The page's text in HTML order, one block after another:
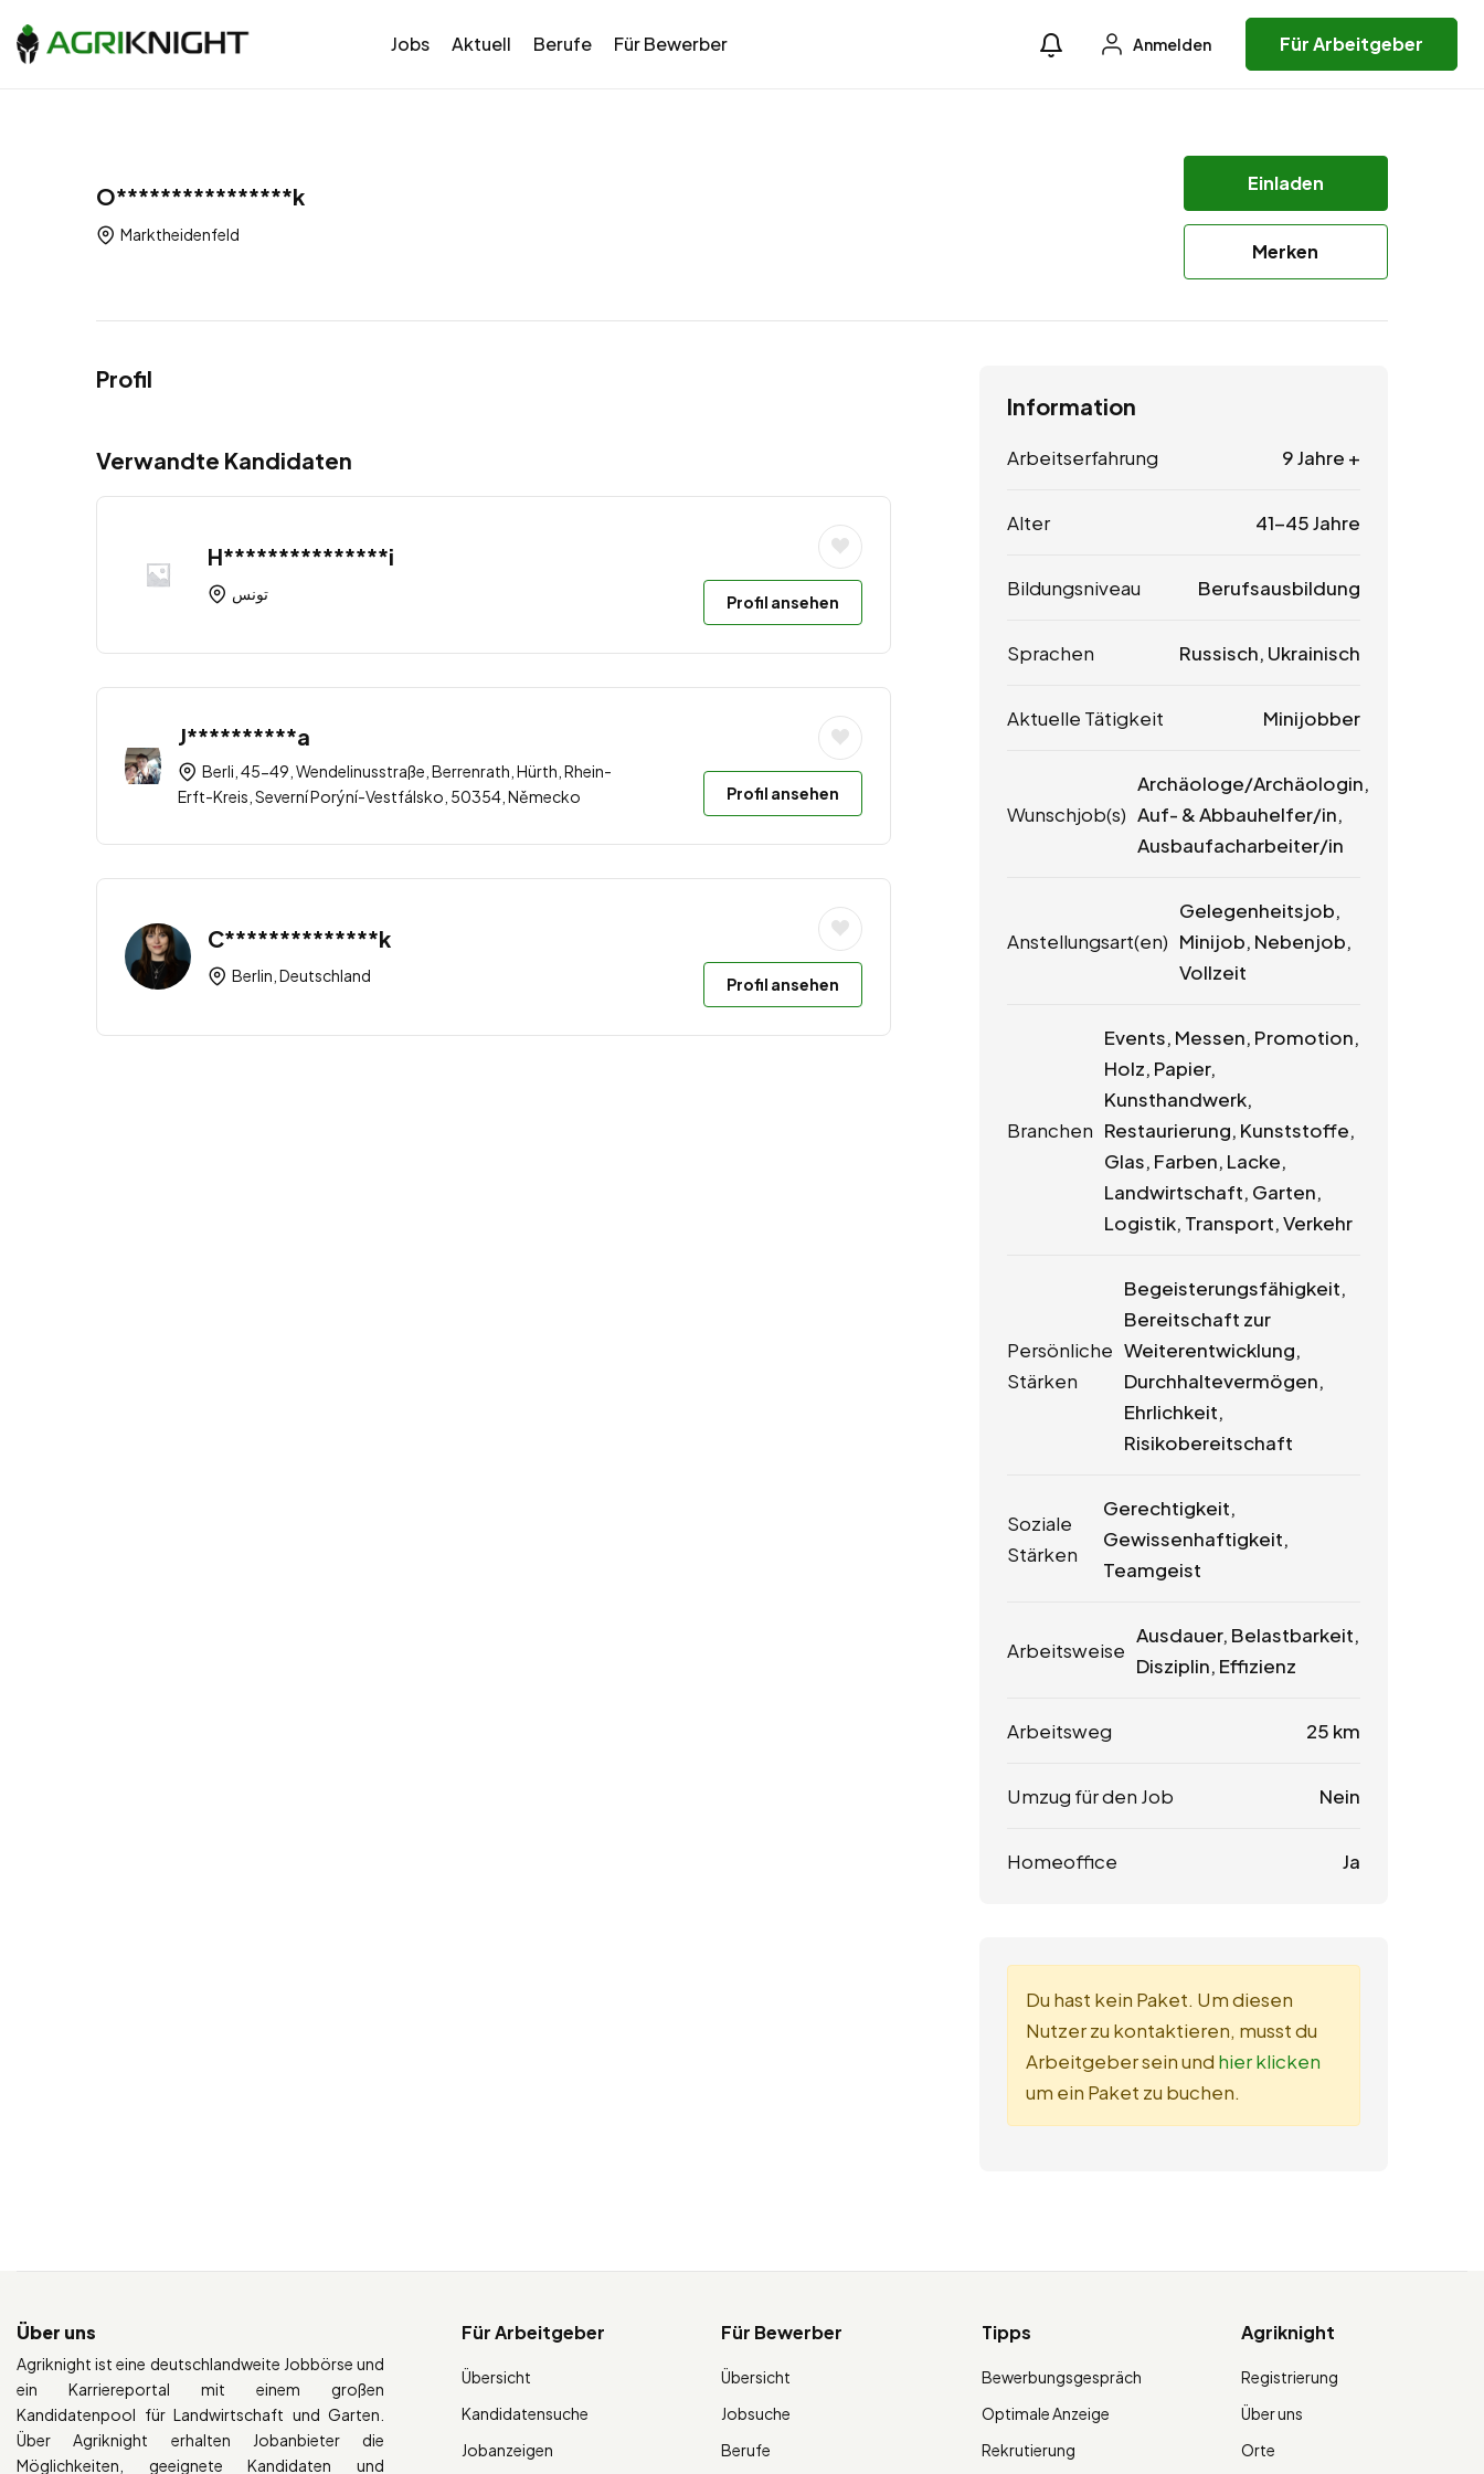
Jobs Aktuell Berufe Für Bewerber Anmelden Für Arbeitgeber
O****************k
Marktheidenfeld
Einladen
Merken
Profil
Verwandte Kandidaten
H***************i
تونس Profil ansehen
J**********a
Berli, 45-49, Wendelinusstraße, Berrenrath, Hürth, Rhein-
Erft-Kreis, Severní Porýní-Vestfálsko, 50354, Německo
Profil ansehen
C**************k
Berlin, Deutschland Profil ansehen
Information
Arbeitserfahrung 9 Jahre +
Alter 41-45 Jahre
Bildungsniveau Berufsausbildung
Sprachen Russisch, Ukrainisch
Aktuelle Tätigkeit Minijobber
Wunschjob(s)
Archäologe/Archäologin,
Auf- & Abbauhelfer/in,
Ausbaufacharbeiter/in
Anstellungsart(en)
Gelegenheitsjob,
Minijob, Nebenjob,
Vollzeit
Branchen
Events, Messen, Promotion,
Holz, Papier,
Kunsthandwerk,
Restaurierung, Kunststoffe,
Glas, Farben, Lacke,
Landwirtschaft, Garten,
Logistik, Transport, Verkehr
Persönliche
Stärken
Begeisterungsfähigkeit,
Bereitschaft zur
Weiterentwicklung,
Durchhaltevermögen,
Ehrlichkeit,
Risikobereitschaft
Soziale
Stärken
Gerechtigkeit,
Gewissenhaftigkeit,
Teamgeist
Arbeitsweise
Ausdauer, Belastbarkeit,
Disziplin, Effizienz
Arbeitsweg 25 km
Umzug für den Job Nein
Homeoffice Ja
Du hast kein Paket. Um diesen
Nutzer zu kontaktieren, musst du
Arbeitgeber sein und hier klicken
um ein Paket zu buchen.
Über uns
Agriknight ist eine deutschlandweite Jobbörse und
ein Karriereportal mit einem großen
Kandidatenpool für Landwirtschaft und Garten.
Über Agriknight erhalten Jobanbieter die
Möglichkeiten, geeignete Kandidaten und
Für Arbeitgeber
Übersicht
Kandidatensuche
Jobanzeigen
Für Bewerber
Übersicht
Jobsuche
Berufe
Tipps
Bewerbungsgespräch
Optimale Anzeige
Rekrutierung
Agriknight
Registrierung
Über uns
Orte